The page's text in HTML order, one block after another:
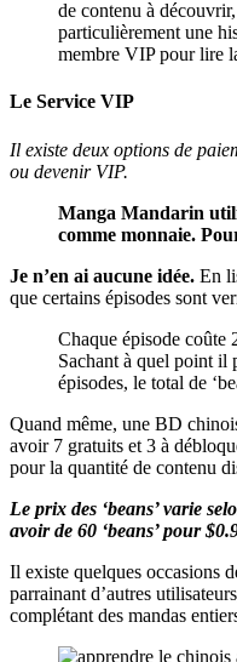
de contenu à
particulièrement une
membre VIP pour lire
Le Service VIP
Il existe deux options de
ou devenir VIP.
Manga Mandarin
comme monnaie.
Je n’en ai aucune idée. En
que certains épisodes sont
Chaque épisode coûte
Sachant à quel point il
épisodes, le total de
Quand même, une BD
avoir 7 gratuits et 3 à
pour la quantité de contenu
Le prix des ‘beans’ varie
avoir de 60 ‘beans’ pour
Il existe quelques occasions
parrainant d’autres
complétant des mandas